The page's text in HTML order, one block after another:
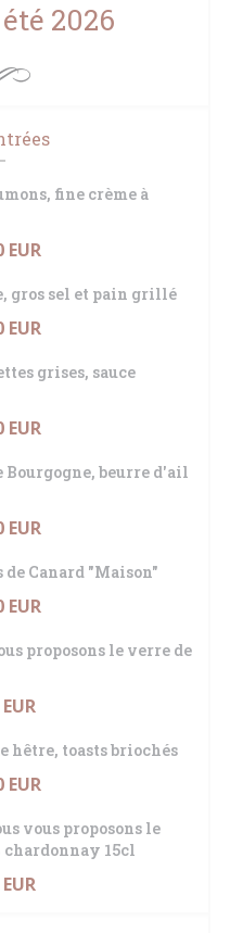
2026
fine crème à
EUR
gros sel et pain grillé
EUR
grises, sauce
EUR
Bourgogne, beurre d'ail
EUR
Canard "Maison"
EUR
proposons le verre de
hêtre, toasts briochés
EUR
vous proposons le
chardonnay 15cl